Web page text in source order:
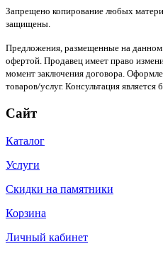
Запрещено копирование любых
защищены.
Предложения, размещенные на данном
офертой. Продавец имеет право
момент заключения договора.
товаров/услуг. Консультация является
Сайт
Каталог
Услуги
Скидки на памятники
Корзина
Личный кабинет